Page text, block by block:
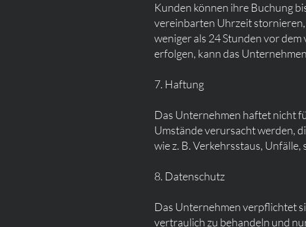
Kunden können ihre Buchung
vereinbarten Uhrzeit
weniger als 24 Stunden vor
erfolgen, kann das
7. Haftung
Das Unternehmen haftet nicht
Umstände verursacht werden,
wie z. B. Verkehrsstaus,
8. Datenschutz
Das Unternehmen verpflichtet
vertraulich zu behandeln und